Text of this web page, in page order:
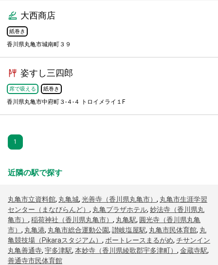
大西商店
紙巻き
香川県丸亀市城南町３９
姿すし三四郎
席で吸える 紙巻き
香川県丸亀市中府町３-４-４ トロイメライ１F
1
近隣の駅で探す
丸亀市立資料館, 丸亀城, 光善寺（香川県丸亀市） , 丸亀市生涯学習
センター（まなびらんど） , 丸亀プラザホテル, 妙法寺（香川県丸
亀市） , 稲荷神社（香川県丸亀市） , 丸亀駅, 圓光寺（香川県丸亀
市） , 丸亀港, 丸亀市総合運動公園, 讃岐塩屋駅, 丸亀市民体育館, 丸
亀競技場（Pikaraスタジアム） , ボートレースまるがめ, チサンイン
丸亀善通寺, 宇多津駅, 本妙寺（香川県綾歌郡宇多津町） , 金蔵寺駅,
善通寺市民体育館